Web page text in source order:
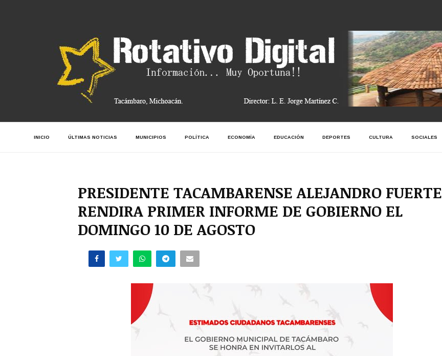
INICIO ÚLTIMAS NOTICIAS MUNICIPIOS POLÍTICA ECONOMÍA EDUCACIÓN DEPORTES CULTURA SOCIALES
PRESIDENTE TACAMBARENSE ALEJANDRO FUERTE
RENDIRA PRIMER INFORME DE GOBIERNO EL
DOMINGO 10 DE AGOSTO